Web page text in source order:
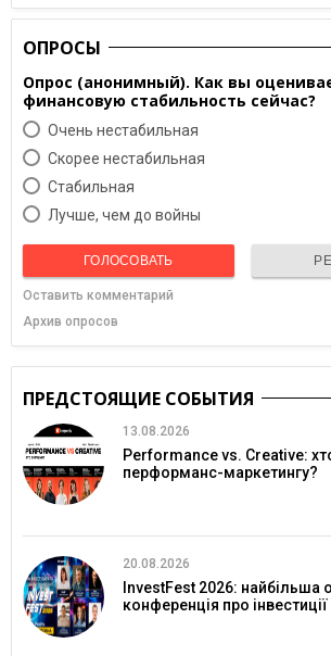
ОПРОСЫ
Опрос (анонимный). Как вы
финансовую стабильность сейчас?
Очень нестабильная
Скорее нестабильная
Cтабильная
Лучше, чем до войны
ГОЛОСОВАТЬ
Оставить комментарий
Архив опросов
ПРЕДСТОЯЩИЕ СОБЫТИЯ
13.08.2026
Performance vs. Creative:
перформанс-маркетингу?
20.08.2026
InvestFest 2026: найбільша
конференція про інвестиції